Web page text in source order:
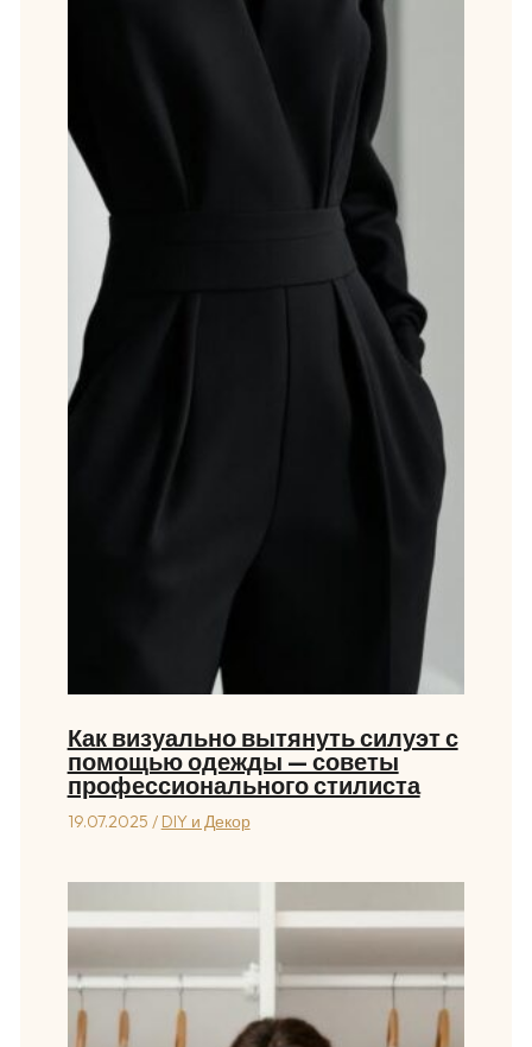
Как визуально вытянуть силуэт с
помощью одежды — советы
профессионального стилиста
19.07.2025 / DIY и Декор